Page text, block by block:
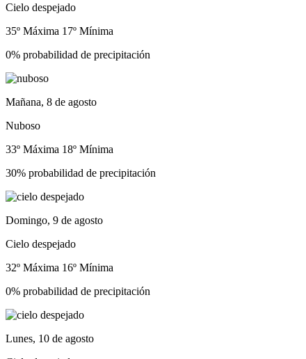
Cielo despejado
35º Máxima 17º Mínima
0% probabilidad de precipitación
Mañana, 8 de agosto
Nuboso
33º Máxima 18º Mínima
30% probabilidad de precipitación
Domingo, 9 de agosto
Cielo despejado
32º Máxima 16º Mínima
0% probabilidad de precipitación
Lunes, 10 de agosto